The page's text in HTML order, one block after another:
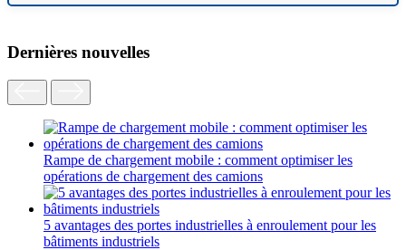
Dernières nouvelles
Rampe de chargement mobile : comment optimiser les
opérations de chargement des camions
5 avantages des portes industrielles à enroulement pour les
bâtiments industriels